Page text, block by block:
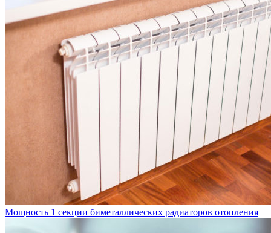
Мощность 1 секции биметаллических радиаторов отопления